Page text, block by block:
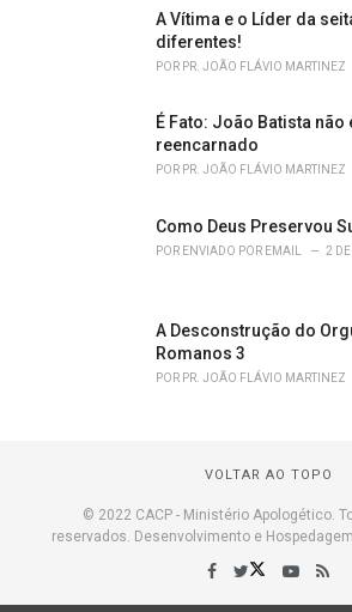
A Vítima e o Líder da
diferentes!
POR PR. JOÃO FLÁVIO MARTINEZ
É Fato: João Batista não
reencarnado
POR PR. JOÃO FLÁVIO MARTINEZ
Como Deus Preservou
POR ENVIADO POR EMAIL 2
A Desconstrução do
Romanos 3
POR PR. JOÃO FLÁVIO MARTINEZ
VOLTAR AO TOPO
© 2022 CACP - Ministério Apologético.
reservados. Desenvolvimento e